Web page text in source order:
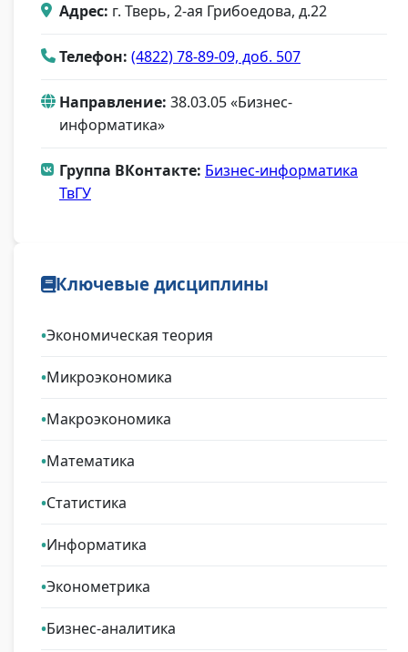
Адрес: г. Тверь, 2-ая Грибоедова, д.22
Телефон: (4822) 78-89-09, доб. 507
Направление: 38.03.05 «Бизнес-
информатика»
Группа ВКонтакте: Бизнес-информатика
ТвГУ
Ключевые дисциплины
Экономическая теория
Микроэкономика
Макроэкономика
Математика
Статистика
Информатика
Эконометрика
Бизнес-аналитика